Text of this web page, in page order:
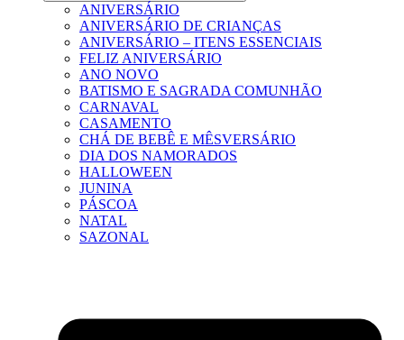
ANIVERSÁRIO
ANIVERSÁRIO DE CRIANÇAS
ANIVERSÁRIO – ITENS ESSENCIAIS
FELIZ ANIVERSÁRIO
ANO NOVO
BATISMO E SAGRADA COMUNHÃO
CARNAVAL
CASAMENTO
CHÁ DE BEBÊ E MÊSVERSÁRIO
DIA DOS NAMORADOS
HALLOWEEN
JUNINA
PÁSCOA
NATAL
SAZONAL